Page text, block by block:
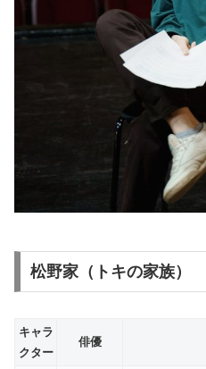
松野家（トキの家族）
キャラ
クター
俳優